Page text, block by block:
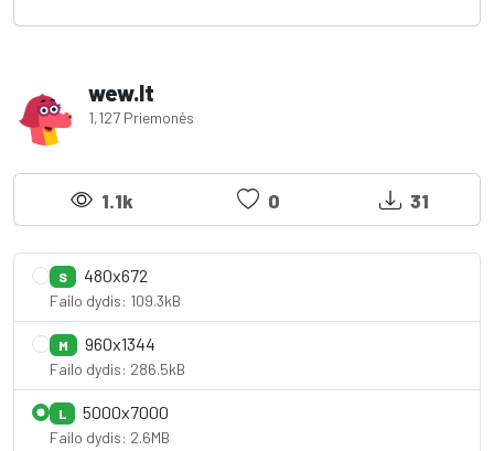
wew.lt
1,127 Priemonės
1.1k 0 31
S 480x672
Failo dydis: 109.3kB
M 960x1344
Failo dydis: 286.5kB
L 5000x7000
Failo dydis: 2.6MB